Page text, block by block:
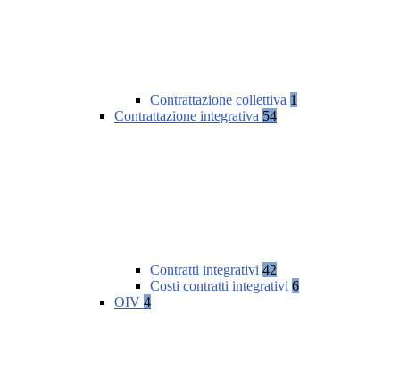
Contrattazione collettiva 1
Contrattazione integrativa 54
Contratti integrativi 42
Costi contratti integrativi 6
OIV 4